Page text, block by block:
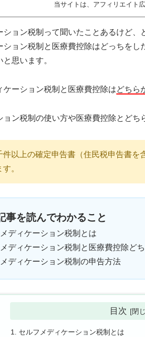
当サイトは、アフィリエイト
ション税制って聞いたことあるけど、
ション税制と医療費控除はどっちをし
思います。
ケーション税制と医療費控除はどちら
ョン税制の使い方や医療費控除とどち
以上の確定申告書（住民税申告書を
。
事を読んでわかること
メディケーション税制とは
メディケーション税制と医療費控除ど
メディケーション税制の申告方法
目次
セルフメディケーション税制とは